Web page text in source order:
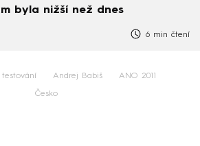
byla nižší než dnes
6 min čtení
testování Andrej Babiš ANO 2011
Česko